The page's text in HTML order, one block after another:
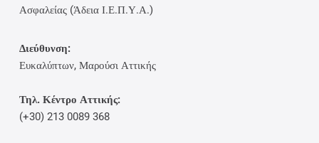
Ασφαλείας (Άδεια Ι.Ε.Π.Υ.Α.)
Διεύθυνση:
Ευκαλύπτων, Μαρούσι Αττικής
Τηλ. Κέντρο Αττικής:
(+30) 213 0089 368